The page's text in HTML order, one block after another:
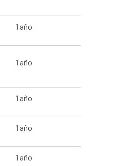
1 año
1 año
1 año
1 año
1 año